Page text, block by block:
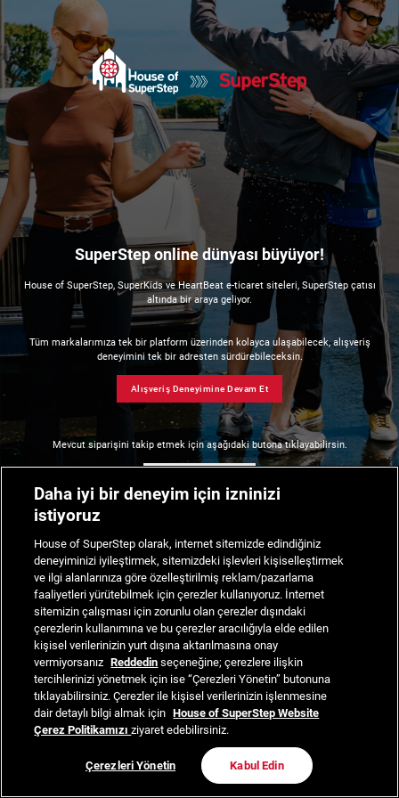
SuperStep online dünyası büyüyor!
House of SuperStep, SuperKids ve HeartBeat e-ticaret siteleri, SuperStep çatısı
altında bir araya geliyor.
Tüm markalarımıza tek bir platform üzerinden kolayca ulaşabilecek, alışveriş
deneyimini tek bir adresten sürdürebileceksin.
Alışveriş Deneyimine Devam Et
Mevcut siparişini takip etmek için aşağıdaki butona tıklayabilirsin.
Daha iyi bir deneyim için izninizi
istiyoruz
House of SuperStep olarak, internet sitemizde edindiğiniz
deneyiminizi iyileştirmek, sitemizdeki işlevleri kişiselleştirmek
ve ilgi alanlarınıza göre özelleştirilmiş reklam/pazarlama
faaliyetleri yürütebilmek için çerezler kullanıyoruz. İnternet
sitemizin çalışması için zorunlu olan çerezler dışındaki
çerezlerin kullanımına ve bu çerezler aracılığıyla elde edilen
kişisel verilerinizin yurt dışına aktarılmasına onay
vermiyorsanız Reddedin seçeneğine; çerezlere ilişkin
tercihlerinizi yönetmek için ise “Çerezleri Yönetin” butonuna
tıklayabilirsiniz. Çerezler ile kişisel verilerinizin işlenmesine
dair detaylı bilgi almak için House of SuperStep Website
Çerez Politikamızıziyaret edebilirsiniz.
Çerezleri Yönetin Kabul Edin